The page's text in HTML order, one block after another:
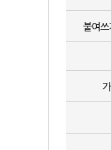
붙여